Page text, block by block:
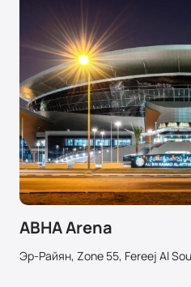
ABHA Arena
Эр-Райян, Zone 55, Fereej Al